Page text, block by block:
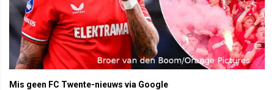
Mis geen FC Twente-nieuws via Google